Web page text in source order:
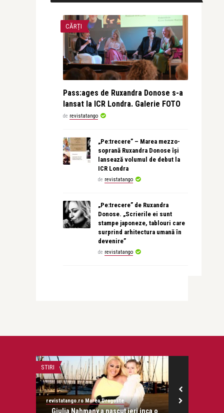
CĂRȚI
Pass:ages de Ruxandra Donose s-a
lansat la ICR Londra. Galerie FOTO
de revistatango
„Pe:trecere” – Marea mezzo-
soprană Ruxandra Donose își
lansează volumul de debut la
ICR Londra
de revistatango
„Pe:trecere” de Ruxandra
Donose. „Scrierile ei sunt
stampe japoneze, tablouri care
surprind arhitectura umană în
devenire”
de revistatango
STIRI
revistatango.ro Marea Dragoste
Giulia Nahmany a nascut ieri inca o